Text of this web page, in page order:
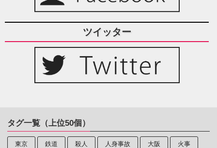
ツイッター
タグ一覧（上位50個）
東京 鉄道 殺人 人身事故 大阪 火事